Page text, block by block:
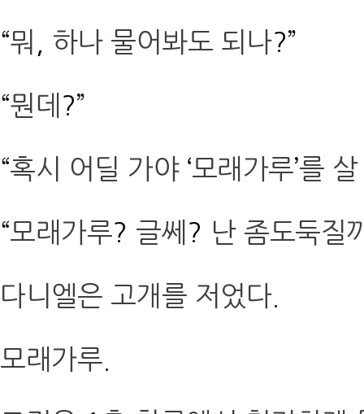
“뭐 하나 물어봐도 되나?”
“뭔데 ?”
“혹시 어딜 가야 ‘모래가루’를
“모래가루? 글쎄 ? 난 좀도둑질
다니엘은 고개를 저었다.
모래가루